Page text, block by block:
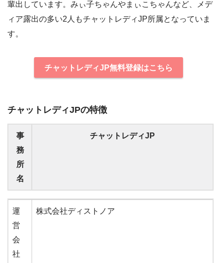
輩出しています。みぃ子ちゃんやまぃこちゃんなど、メデ
ィア露出の多い2人もチャットレディJP所属となっていま
す。
チャットレディJP無料登録はこちら
チャットレディJPの特徴
事
務
所
名
チャットレディJP
事
務
所
名
チャットレディJP
運
営
会
社
株式会社ディストノア